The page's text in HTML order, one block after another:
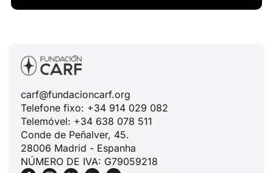
carf@fundacioncarf.org
Telefone fixo: +34 914 029 082
Telemóvel: +34 638 078 511
Conde de Peñalver, 45.
28006 Madrid - Espanha
NÚMERO DE IVA: G79059218